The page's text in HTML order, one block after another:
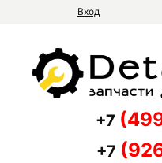
Вход
+7
+7